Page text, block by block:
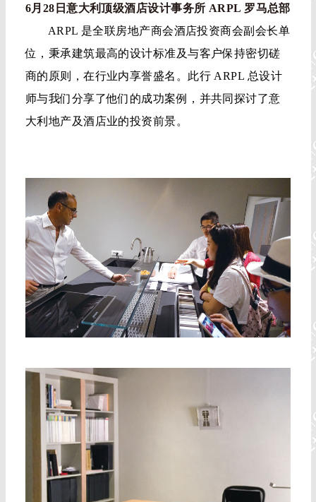
6月28日意大利顶级酒店设计事务所 ARPL 罗马总部
ARPL 是全联房地产商会酒店投资商会副会长单
位，秉承建筑最高的设计标准及与客户保持密切磋
商的原则，在行业内享誉盛名。此行 ARPL 总设计
师与我们分享了他们的成功案例，并共同探讨了意
大利地产及酒店业的投资前景。